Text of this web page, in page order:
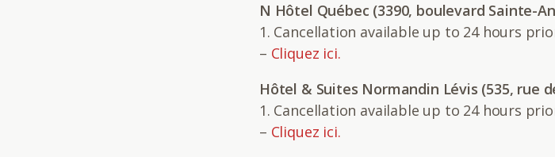
N Hôtel Québec (3390, boulevard Sainte-
1. Cancellation available up to 24 hours
– Cliquez ici.
Hôtel & Suites Normandin Lévis (535, rue
1. Cancellation available up to 24 hours
– Cliquez ici.